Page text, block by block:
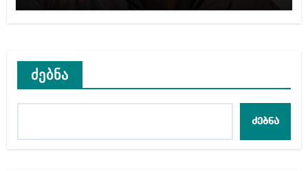
ძებნა
ძებნა